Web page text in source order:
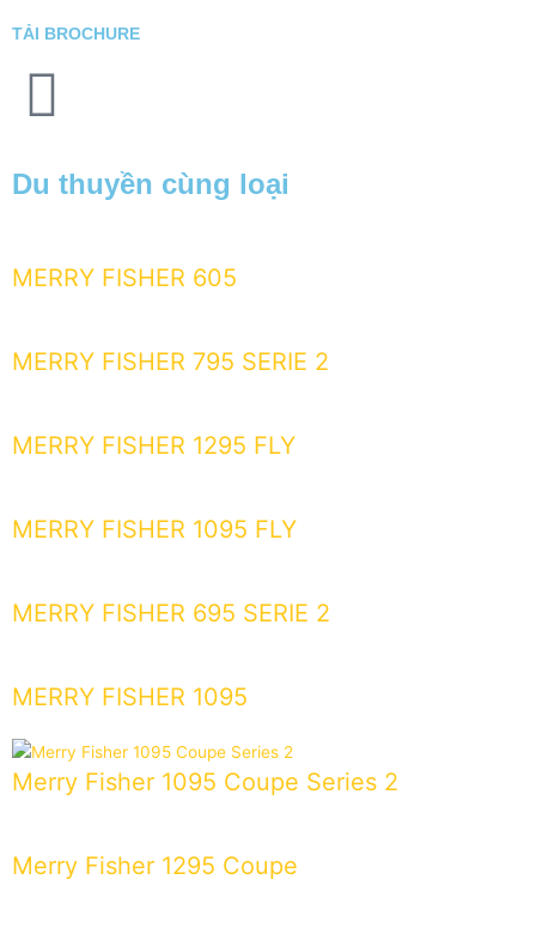
TẢI BROCHURE
Du thuyền cùng loại
MERRY FISHER 605
MERRY FISHER 795 SERIE 2
MERRY FISHER 1295 FLY
MERRY FISHER 1095 FLY
MERRY FISHER 695 SERIE 2
MERRY FISHER 1095
Merry Fisher 1095 Coupe Series 2
Merry Fisher 1295 Coupe